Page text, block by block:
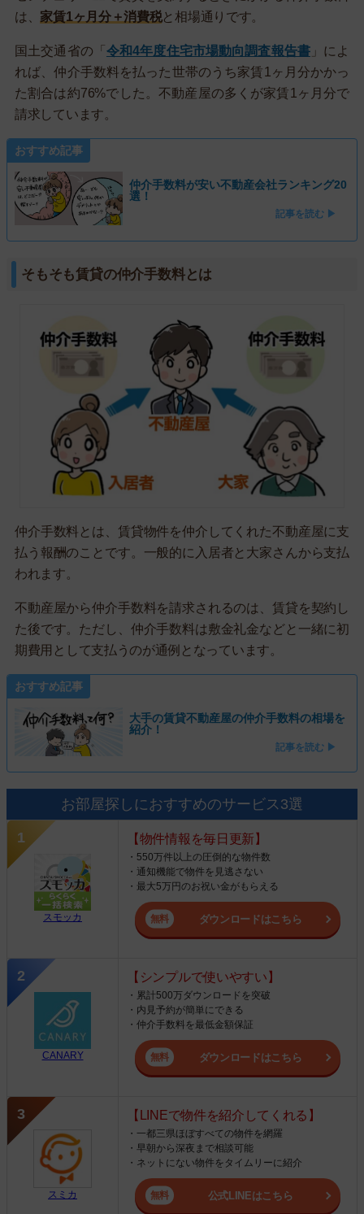
は、 家賃1ヶ月分＋消費税と相場通りです。
国土交通省の「 令和4年度住宅市場動向調査報告書 」によ
れば、仲介手数料を払った世帯のうち家賃1ヶ月分かかっ
た割合は約76%でした。不動産屋の多くが家賃1ヶ月分で
請求しています。
おすすめ記事
仲介手数料が安い不動産会社ランキング20
選！
記事を読む ▶
そもそも賃貸の仲介手数料とは
仲介手数料とは、賃貸物件を仲介してくれた不動産屋に支
払う報酬のことです。一般的に入居者と大家さんから支払
われます。
不動産屋から仲介手数料を請求されるのは、賃貸を契約し
た後です。ただし、仲介手数料は敷金礼金などと一緒に初
期費用として支払うのが通例となっています。
おすすめ記事
大手の賃貸不動産屋の仲介手数料の相場を
紹介！
記事を読む ▶
お部屋探しにおすすめのサービス3選
スモッカ
【物件情報を毎日更新】
・550万件以上の圧倒的な物件数
・通知機能で物件を見逃さない
・最大5万円のお祝い金がもらえる
ダウンロードはこちら
CANARY
【シンプルで使いやすい】
・累計500万ダウンロードを突破
・内見予約が簡単にできる
・仲介手数料を最低金額保証
ダウンロードはこちら
スミカ
【LINEで物件を紹介してくれる】
・一都三県ほぼすべての物件を網羅
・早朝から深夜まで相談可能
・ネットにない物件をタイムリーに紹介
公式LINEはこちら